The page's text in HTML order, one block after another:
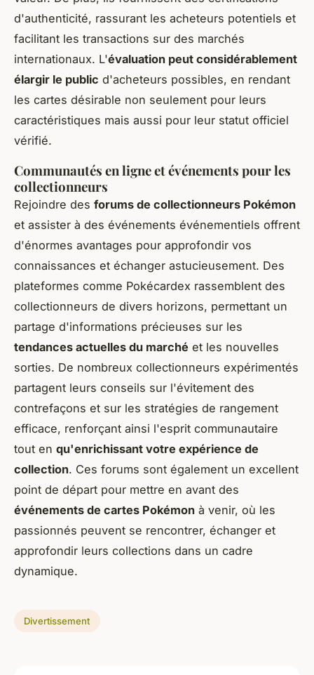
d'authenticité, rassurant les acheteurs potentiels et
facilitant les transactions sur des marchés
internationaux. L'évaluation peut considérablement
élargir le public d'acheteurs possibles, en rendant
les cartes désirable non seulement pour leurs
caractéristiques mais aussi pour leur statut officiel
vérifié.
Communautés en ligne et événements pour les
collectionneurs
Rejoindre des forums de collectionneurs Pokémon
et assister à des événements événementiels offrent
d'énormes avantages pour approfondir vos
connaissances et échanger astucieusement. Des
plateformes comme Pokécardex rassemblent des
collectionneurs de divers horizons, permettant un
partage d'informations précieuses sur les
tendances actuelles du marché et les nouvelles
sorties. De nombreux collectionneurs expérimentés
partagent leurs conseils sur l'évitement des
contrefaçons et sur les stratégies de rangement
efficace, renforçant ainsi l'esprit communautaire
tout en qu'enrichissant votre expérience de
collection. Ces forums sont également un excellent
point de départ pour mettre en avant des
événements de cartes Pokémon à venir, où les
passionnés peuvent se rencontrer, échanger et
approfondir leurs collections dans un cadre
dynamique.
Divertissement